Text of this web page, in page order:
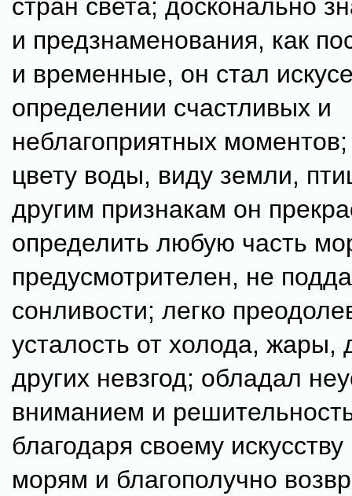
стран света; досконально
и предзнаменования, как
и временные, он стал
определении счастливых и
неблагоприятных
цвету воды, виду земли,
другим признакам он
определить любую часть
предусмотрителен, не
сонливости; легко
усталость от холода, жары,
других невзгод; обладал
вниманием и
благодаря своему
морям и благополучно